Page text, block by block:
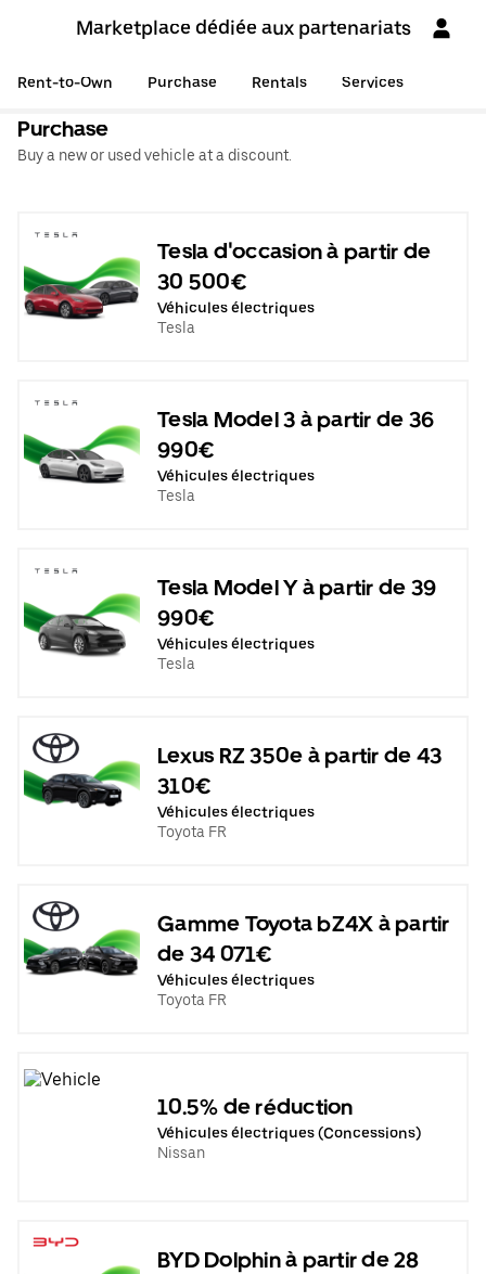
Marketplace dédiée aux partenariats
Rent-to-Own Purchase Rentals Services
Purchase
Buy a new or used vehicle at a discount.
Tesla d'occasion à partir de
30 500€
Véhicules électriques
Tesla
Tesla Model 3 à partir de 36
990€
Véhicules électriques
Tesla
Tesla Model Y à partir de 39
990€
Véhicules électriques
Tesla
Lexus RZ 350e à partir de 43
310€
Véhicules électriques
Toyota FR
Gamme Toyota bZ4X à partir
de 34 071€
Véhicules électriques
Toyota FR
10.5% de réduction
Véhicules électriques (Concessions)
Nissan
BYD Dolphin à partir de 28